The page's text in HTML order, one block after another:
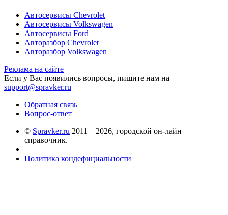
Автосервисы Chevrolet
Автосервисы Volkswagen
Автосервисы Ford
Авторазбор Chevrolet
Авторазбор Volkswagen
Реклама на сайте
Если у Вас появились вопросы, пишите нам на
support@spravker.ru
Обратная связь
Вопрос-ответ
© Spravker.ru 2011—2026, городской он-лайн
справочник.
Политика кондефициальности